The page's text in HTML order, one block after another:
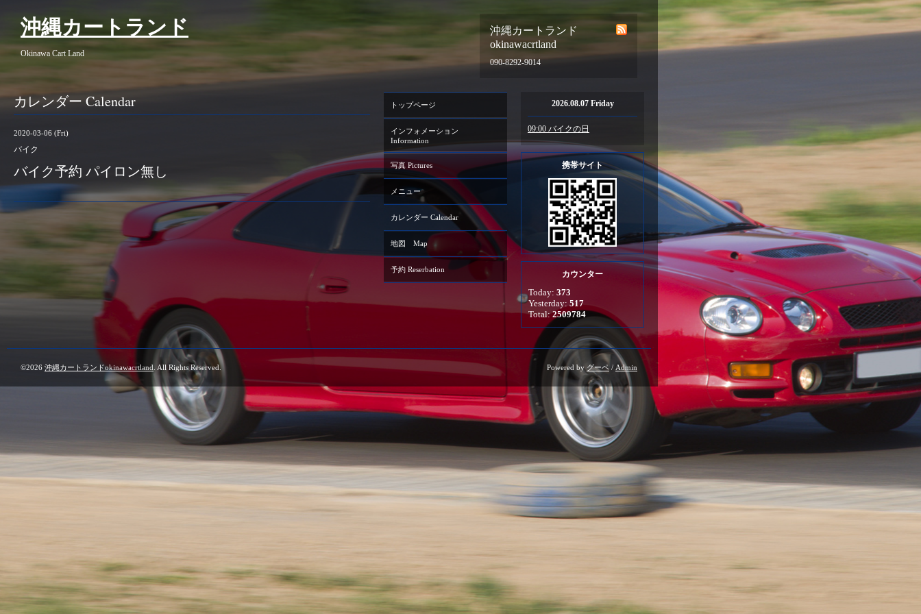
沖縄カートランド
okinawacrtland
090-8292-9014
沖縄カートランド
Okinawa Cart Land
カレンダー Calendar
2020-03-06 (Fri)
バイク
バイク予約 パイロン無し
トップページ
インフォメーション
Information
写真 Pictures
メニュー
カレンダー Calendar
地図 Map
予約 Reserbation
2026.08.07 Friday
09:00 バイクの日
携帯サイト
カウンター
Today: 373
Yesterday: 517
Total:2509784
©2026 沖縄カートランドokinawacrtland . All Rights Reserved. Powered by グーペ / Admin